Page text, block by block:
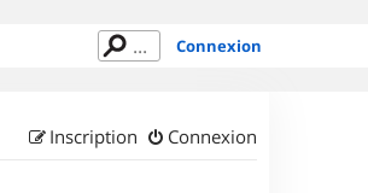
Connexion
Connexion
Inscription